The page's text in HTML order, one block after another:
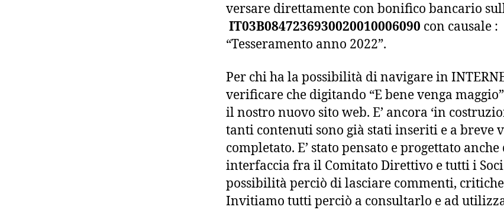
versare direttamente con bonifico bancario
IT03B0847236930020010006090 con causale :
“Tesseramento anno 2022”.
Per chi ha la possibilità di navigare in
verificare che digitando “E bene venga
il nostro nuovo sito web. E’ ancora ‘in
tanti contenuti sono già stati inseriti e a breve
completato. E’ stato pensato e progettato anche
interfaccia fra il Comitato Direttivo e tutti i Soci
possibilità perciò di lasciare commenti,
Invitiamo tutti perciò a consultarlo e ad